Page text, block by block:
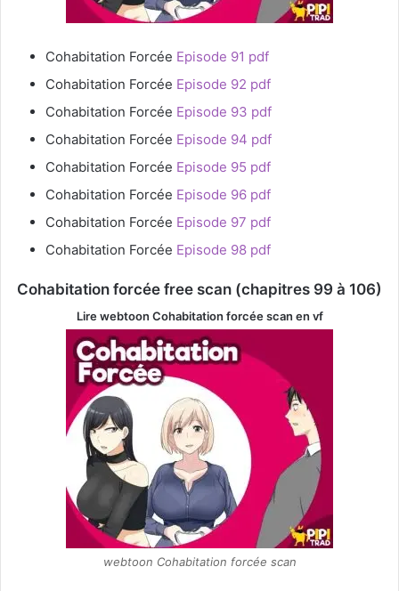
Cohabitation Forcée Episode 91 pdf
Cohabitation Forcée Episode 92 pdf
Cohabitation Forcée Episode 93 pdf
Cohabitation Forcée Episode 94 pdf
Cohabitation Forcée Episode 95 pdf
Cohabitation Forcée Episode 96 pdf
Cohabitation Forcée Episode 97 pdf
Cohabitation Forcée Episode 98 pdf
Cohabitation forcée free scan (chapitres 99 à 106)
Lire webtoon Cohabitation forcéescan en vf
webtoon Cohabitation forcée scan